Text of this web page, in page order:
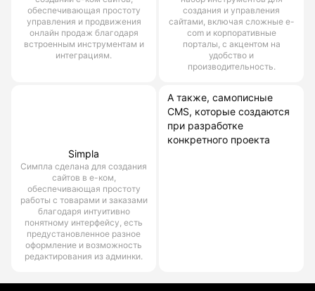
обеспечивающая простоту
управления и продвижения
онлайн продаж благодаря
встроенным инструментам и
интеграциям.
создания и управления
сайтами, включая сложные e-
com и корпоративные
порталы, с акцентом на
удобство и
производительность.
Simpla
Симпла сделана для создания
сайтов в е-ком,
обеспечивающая простоту
работы с товарами и заказами
благодаря интуитивно
понятному интерфейсу, есть
предустановленное разное
оформление и возможность
редактирования из админки.
А также, самописные
CMS, которые создаются
при разработке
конкретного проекта